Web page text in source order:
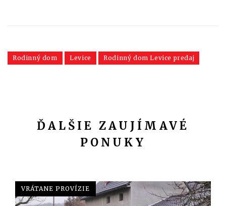
Rodinný dom Levice Rodinný dom Levice predaj
ĎALŠIE ZAUJÍMAVÉ
PONUKY
VRÁTANE PROVÍZIE, MOŽNOSŤ